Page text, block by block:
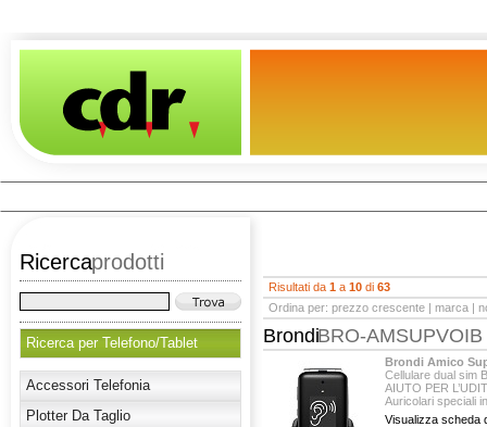
Ricercaprodotti
Ricerca per Telefono/Tablet
Accessori Telefonia
Plotter Da Taglio
Risultati da 1 a 10 di 63
Ordina per: prezzo crescente | marca |
BrondiBRO-AMSUPVOIB
Brondi Amico
Cellulare dual sim
AIUTO PER
Auricolari speciali
Visualizza scheda